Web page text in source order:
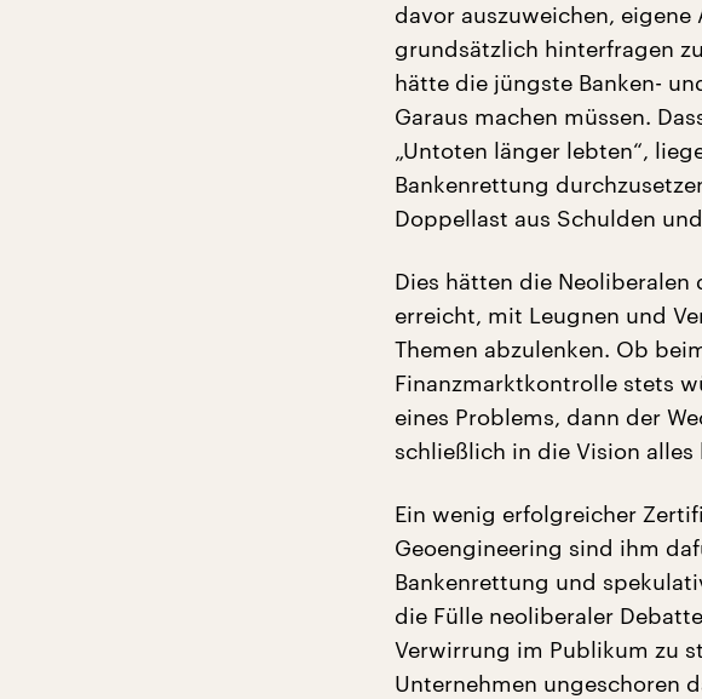
davor auszuweichen,
grundsätzlich hinterfragen
hätte die jüngste Banken-
Garaus machen müssen.
„Untoten länger lebten“,
Bankenrettung
Doppellast aus Schulden
Dies hätten die
erreicht, mit Leugnen und
Themen abzulenken. Ob
Finanzmarktkontrolle stets
eines Problems, dann der
schließlich in die Vision
Ein wenig erfolgreicher
Geoengineering sind ihm
Bankenrettung und
die Fülle neoliberaler
Verwirrung im Publikum zu
Unternehmen ungeschoren